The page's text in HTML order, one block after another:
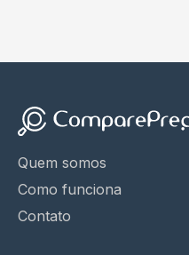
Quem somos
Como funciona
Contato